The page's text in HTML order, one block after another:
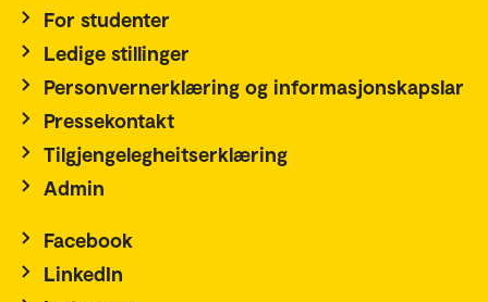
For studenter
Ledige stillinger
Personvernerklæring og informasjonskapslar
Pressekontakt
Tilgjengelegheitserklæring
Admin
Facebook
LinkedIn